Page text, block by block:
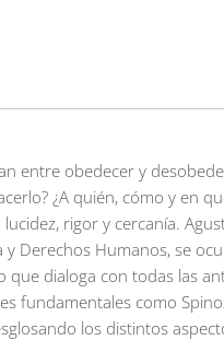
entre obedecer y
¿A quién, cómo y en
rigor y cercanía.
Derechos Humanos, se
dialoga con todas las
fundamentales como
los distintos